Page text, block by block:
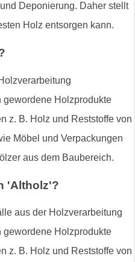
Deponierung. Daher stellt
Holz entsorgen kann.
gewordene Holzprodukte
z. B. Holz und Reststoffe von
Möbel und Verpackungen
aus dem Baubereich.
'Altholz'?
aus der Holzverarbeitung
gewordene Holzprodukte
z. B. Holz und Reststoffe von